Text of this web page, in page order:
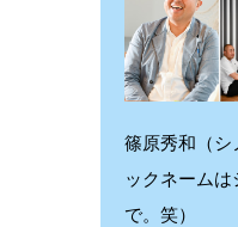
篠原秀和（シ
ックネーム
で。笑）